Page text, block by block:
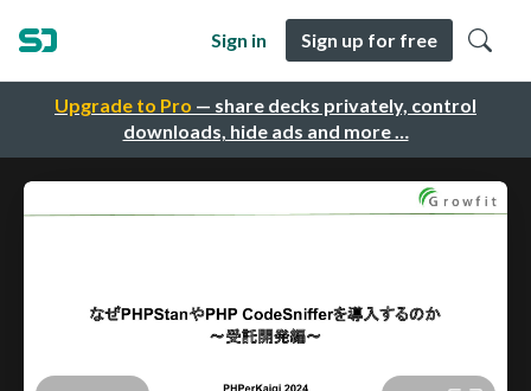
Upgrade to Pro — share decks privately, control
downloads, hide ads and more …
Sign in Sign up for free